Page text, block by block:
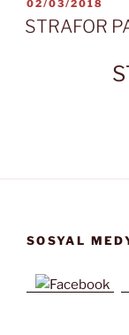
YAYIM
TARIHI
02/03/2018
STRAFOR
SOSYAL